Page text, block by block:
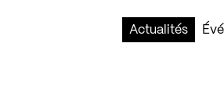
Actualités